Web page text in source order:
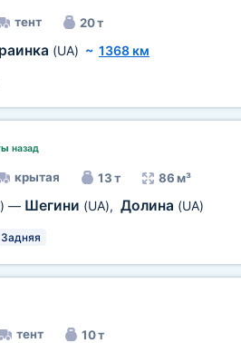
тент 20 т
(UA) ~ 1368 км
назад
крытая 13 т 86 м³
— Шегини (UA), Долина (UA)
Задняя
тент 10 т